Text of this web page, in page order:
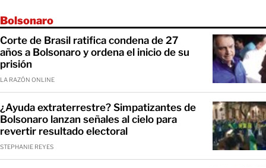
Bolsonaro
Corte de Brasil ratifica condena de 27
años a Bolsonaro y ordena el inicio de su
prisión
LA RAZÓN ONLINE
¿Ayuda extraterrestre? Simpatizantes de
Bolsonaro lanzan señales al cielo para
revertir resultado electoral
STEPHANIE REYES